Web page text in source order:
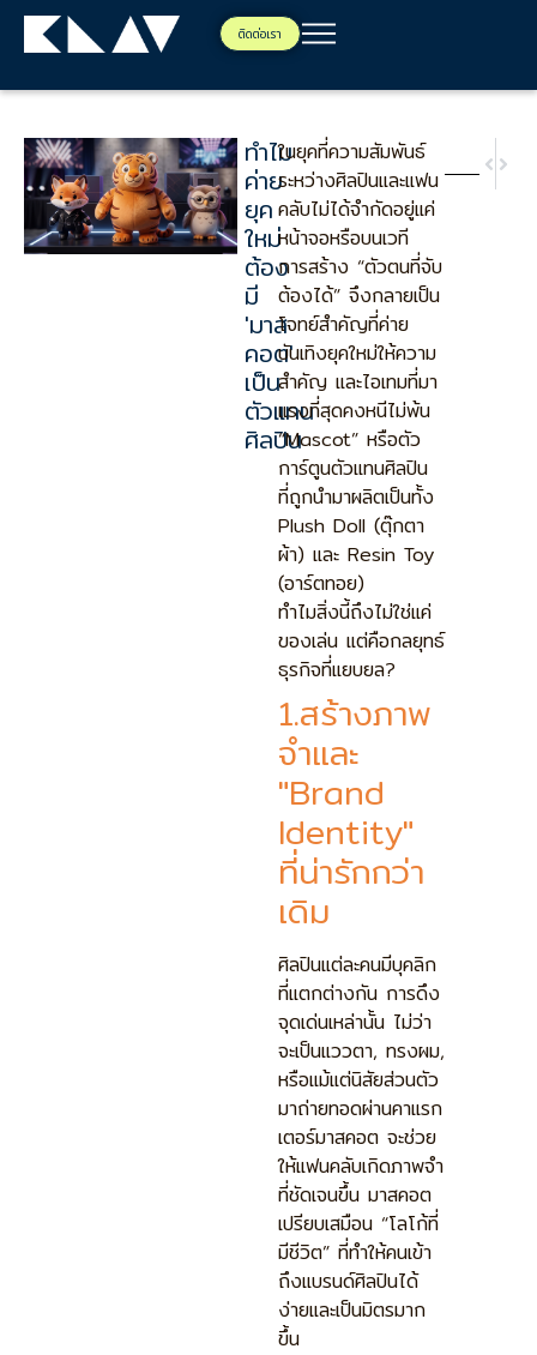
ติดต่อเรา
ทำไม
ค่าย
ยุค
ใหม่
ต้อง
มี
'มาส
คอต'
เป็น
ตัวแทน
ศิลปิน
ในยุคที่ความสัมพันธ์
ระหว่างศิลปินและแฟน
คลับไม่ได้จำกัดอยู่แค่
หน้าจอหรือบนเวที
การสร้าง “ตัวตนที่จับ
ต้องได้” จึงกลายเป็น
โจทย์สำคัญที่ค่าย
บันเทิงยุคใหม่ให้ความ
สำคัญ และไอเทมที่มา
แรงที่สุดคงหนีไม่พ้น
“Mascot” หรือตัว
การ์ตูนตัวแทนศิลปิน
ที่ถูกนำมาผลิตเป็นทั้ง
Plush Doll (ตุ๊กตา
ผ้า) และ Resin Toy
(อาร์ตทอย)
ทำไมสิ่งนี้ถึงไม่ใช่แค่
ของเล่น แต่คือกลยุทธ์
ธุรกิจที่แยบยล?
1.สร้างภาพ
จำและ
"Brand
Identity"
ที่น่ารักกว่า
เดิม
ศิลปินแต่ละคนมีบุคลิก
ที่แตกต่างกัน การดึง
จุดเด่นเหล่านั้น ไม่ว่า
จะเป็นแววตา, ทรงผม,
หรือแม้แต่นิสัยส่วนตัว
มาถ่ายทอดผ่านคาแรก
เตอร์มาสคอต จะช่วย
ให้แฟนคลับเกิดภาพจำ
ที่ชัดเจนขึ้น มาสคอต
เปรียบเสมือน “โลโก้ที่
มีชีวิต” ที่ทำให้คนเข้า
ถึงแบรนด์ศิลปินได้
ง่ายและเป็นมิตรมาก
ขึ้น